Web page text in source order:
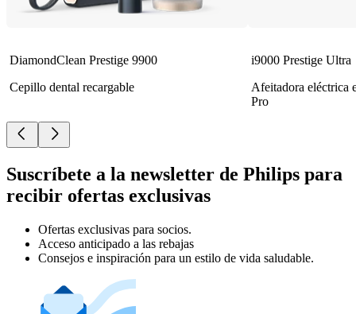
DiamondClean Prestige 9900
Cepillo dental recargable
i9000 Prestige Ultra
Afeitadora eléctrica
Pro
Suscríbete a la newsletter de Philips para
recibir ofertas exclusivas
Ofertas exclusivas para socios.
Acceso anticipado a las rebajas
Consejos e inspiración para un estilo de vida saludable.